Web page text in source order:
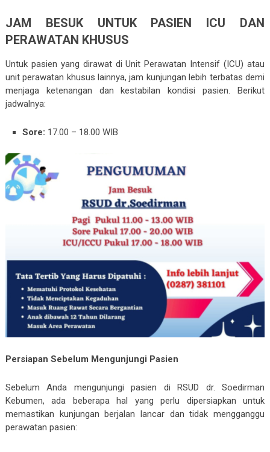
JAM BESUK UNTUK PASIEN ICU DAN
PERAWATAN KHUSUS
Untuk pasien yang dirawat di Unit Perawatan Intensif (ICU) atau
unit perawatan khusus lainnya, jam kunjungan lebih terbatas demi
menjaga ketenangan dan kestabilan kondisi pasien. Berikut
jadwalnya:
Sore: 17.00 – 18.00 WIB
Persiapan Sebelum Mengunjungi Pasien
Sebelum Anda mengunjungi pasien di RSUD dr. Soedirman
Kebumen, ada beberapa hal yang perlu dipersiapkan untuk
memastikan kunjungan berjalan lancar dan tidak mengganggu
perawatan pasien: